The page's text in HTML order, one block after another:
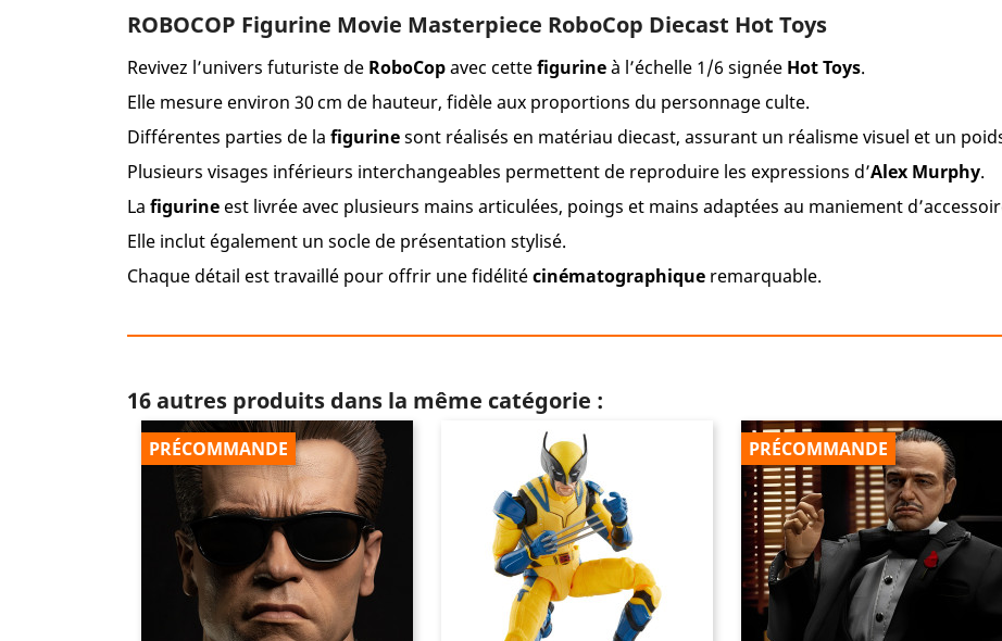
ROBOCOP Figurine Movie Masterpiece RoboCop Diecast Hot Toys
Revivez l’univers futuriste de RoboCopavec cettefigurineà l’échelle 1/6 signée Hot Toys.
Elle mesure environ 30 cm de hauteur, fidèle aux proportions du personnage culte.
Différentes parties de la figurinesont réalisés en matériau diecast, assurant un réalisme visuel et un
Plusieurs visages inférieurs interchangeables permettent de reproduire les expressions d’Alex Murphy.
La figurine est livrée avec plusieurs mains articulées, poings et mains adaptées au maniement
Elle inclut également un socle de présentation stylisé.
Chaque détail est travaillé pour offrir une fidélitécinématographique remarquable.
16 autres produits dans la même catégorie :
PRÉCOMMANDE PRÉCOMMANDE